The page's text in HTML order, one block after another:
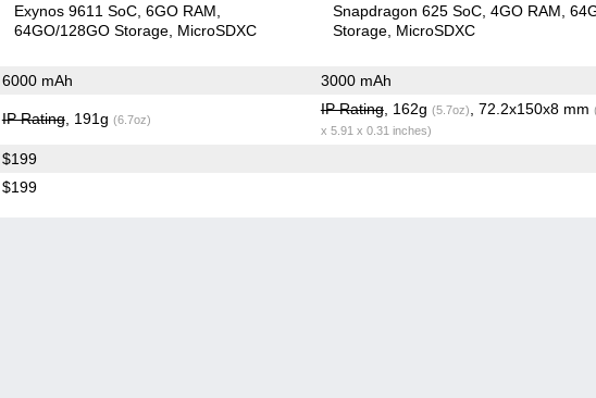
Exynos 9611 SoC 6GO RAM
64GO/128GO Storage MicroSDXC
Snapdragon 625 SoC 4GO RAM
Storage MicroSDXC
6000 mAh 3000 mAh
IP Rating, 191g (6.7oz)
IP Rating, 162g (5.7oz) , 72.2x150x8 mm
x 5.91 x 0.31 inches)
$199
$199